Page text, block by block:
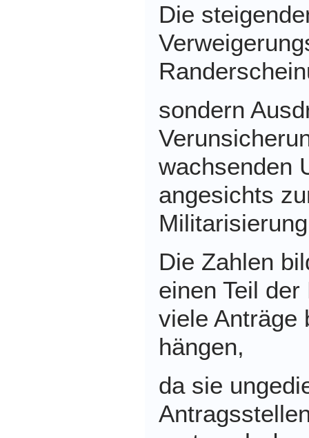
Die
sondern
wachsenden
angesichts
Die Zahlen
einen Teil
viele Anträge
hängen,
da sie